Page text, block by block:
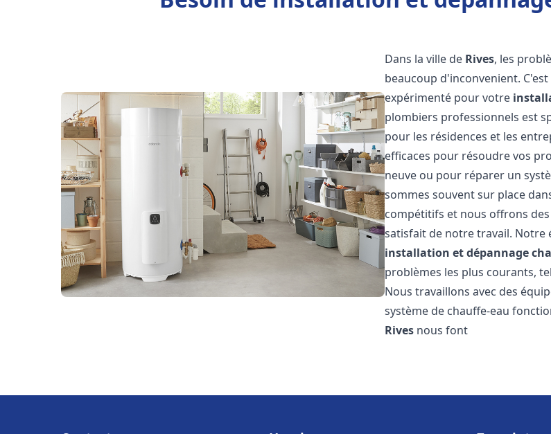
Dans la ville de Rives, les
beaucoup d'inconvenient.
expérimenté pour votre
plombiers professionnels est
pour les résidences et les
efficaces pour résoudre vos
neuve ou pour réparer un
sommes souvent sur place
compétitifs et nous offrons
satisfait de notre travail. Notre
installation et dépannage
problèmes les plus courants,
Nous travaillons avec des
système de chauffe-eau
Rives nous font